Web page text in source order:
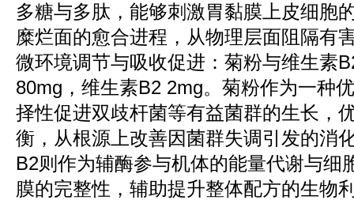
多糖与多肽，能够刺激胃黏膜上皮细胞
糜烂面的愈合进程，从物理层面阻隔有
微环境调节与吸收促进：菊粉与维生素
80mg，维生素B2 2mg。菊粉作为一种
择性促进双歧杆菌等有益菌群的生长，
衡，从根源上改善因菌群失调引发的消
B2则作为辅酶参与机体的能量代谢与细
膜的完整性，辅助提升整体配方的生物